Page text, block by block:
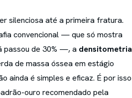
silenciosa até a primeira fratura.
convencional — que só mostra
passou de 30% —, a densitometria
de massa óssea em estágio
ainda é simples e eficaz. É por isso
ouro recomendado pela